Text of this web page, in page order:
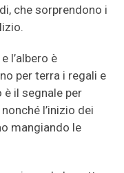
che sorprendono i
l’albero è
per terra i regali e
è il segnale per
l’inizio dei
mangiando le